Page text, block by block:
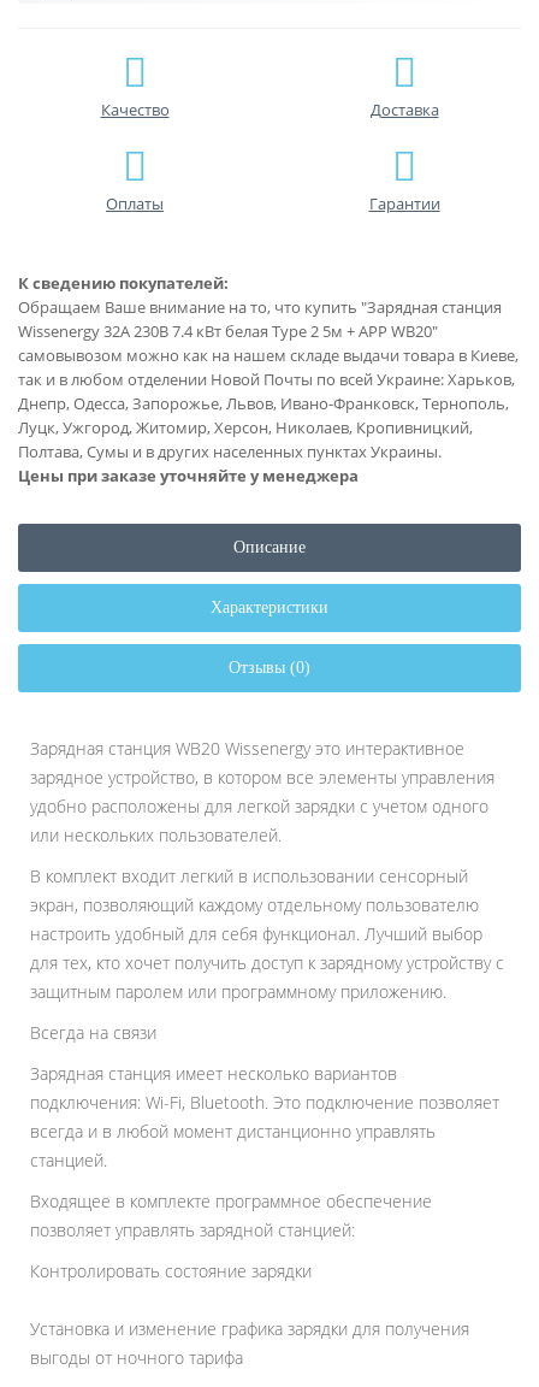
Качество Доставка
Оплаты Гарантии
К сведению покупателей:
Обращаем Ваше внимание на то, что купить "Зарядная станция
Wissenergy 32А 230В 7.4 кВт белая Тype 2 5м + APP WB20"
самовывозом можно как на нашем складе выдачи товара в Киеве,
так и в любом отделении Новой Почты по всей Украине: Харьков,
Днепр, Одесса, Запорожье, Львов, Ивано-Франковск, Тернополь,
Луцк, Ужгород, Житомир, Херсон, Николаев, Кропивницкий,
Полтава, Сумы и в других населенных пунктах Украины.
Цены при заказе уточняйте у менеджера
Описание
Характеристики
Отзывы (0)
Зарядная станция WB20 Wissenergy это интерактивное
зарядное устройство, в котором все элементы управления
удобно расположены для легкой зарядки с учетом одного
или нескольких пользователей.
В комплект входит легкий в использовании сенсорный
экран, позволяющий каждому отдельному пользователю
настроить удобный для себя функционал. Лучший выбор
для тех, кто хочет получить доступ к зарядному устройству с
защитным паролем или программному приложению.
Всегда на связи
Зарядная станция имеет несколько вариантов
подключения: Wi-Fi, Bluetooth. Это подключение позволяет
всегда и в любой момент дистанционно управлять
станцией.
Входящее в комплекте программное обеспечение
позволяет управлять зарядной станцией:
Контролировать состояние зарядки
Установка и изменение графика зарядки для получения
выгоды от ночного тарифа